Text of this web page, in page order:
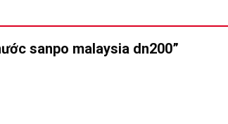
sanpo malaysia dn200”